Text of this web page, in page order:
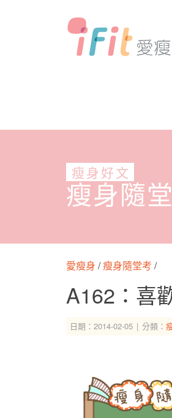
瘦身好文
瘦身隨
愛瘦身 /瘦身隨堂考 /
A162：喜
日期：2014-02-05 分類：